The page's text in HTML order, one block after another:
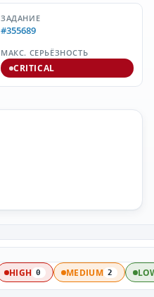
ЗАДАНИЕ
#355689
МАКС. СЕРЬЁЗНОСТЬ
CRITICAL
HIGH 0 MEDIUM 2